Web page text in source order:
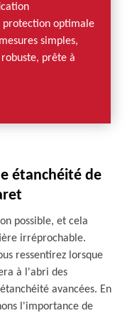
protection optimale
simples,
prête à
étanchéité de
possible, et cela
irréprochable.
ressentirez lorsque
à l'abri des
avancées. En
l'importance de